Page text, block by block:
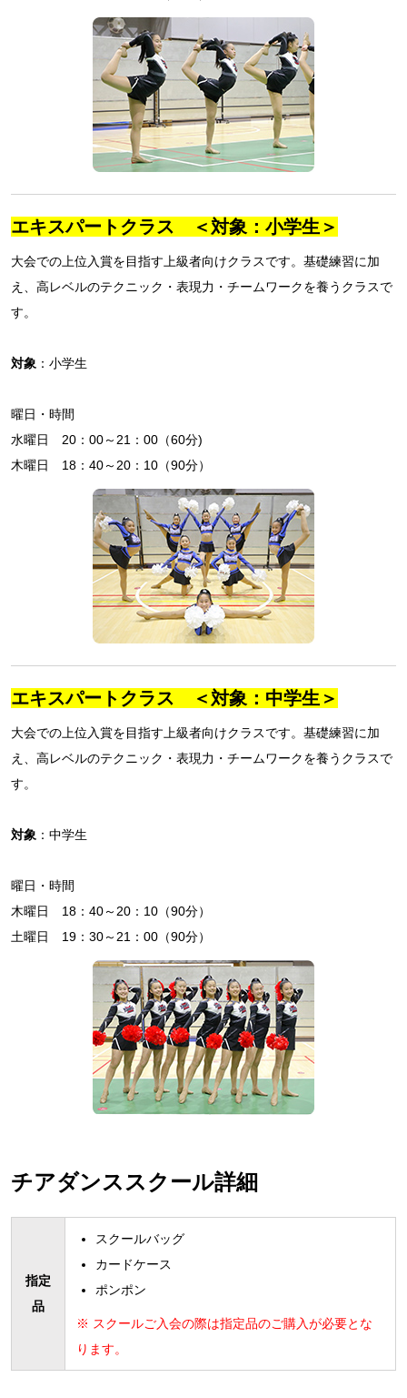
エキスパートクラス ＜対象：小学生＞
大会での上位入賞を目指す上級者向けクラスです。基礎練習に加
え、高レベルのテクニック・表現力・チームワークを養うクラスで
す。
対象 ：小学生
曜日・時間
水曜日 20：00～21：00（60分)
木曜日 18：40～20：10（90分）
エキスパートクラス ＜対象：中学生＞
大会での上位入賞を目指す上級者向けクラスです。基礎練習に加
え、高レベルのテクニック・表現力・チームワークを養うクラスで
す。
対象 ：中学生
曜日・時間
木曜日 18：40～20：10（90分）
土曜日 19：30～21：00（90分）
チアダンススクール詳細
指定
品
スクールバッグ
カードケース
ポンポン
※ スクールご入会の際は指定品のご購入が必要とな
ります。